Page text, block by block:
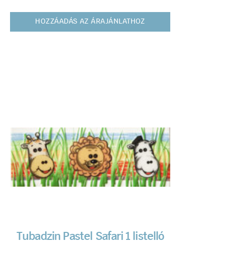
HOZZÁADÁS AZ ÁRAJÁNLATHOZ
Tubadzin Pastel Safari 1 listelló